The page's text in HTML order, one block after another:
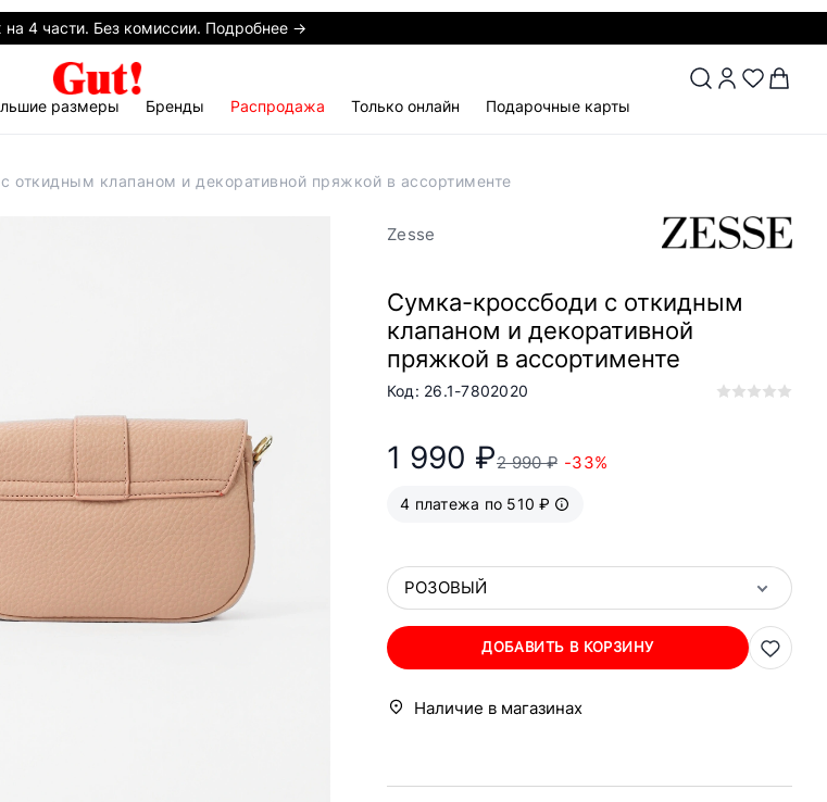
на 4 части. Без комиссии. Подробнее →
размеры Бренды Распродажа Только онлайн Подарочные карты
откидным клапаном и декоративной пряжкой в ассортименте
Zesse
Сумка-кроссбоди с откидным
клапаном и декоративной
пряжкой в ассортименте
Код: 26.1-7802020
1 990 ₽2 990 ₽ -33%
4 платежа по 510 ₽
РОЗОВЫЙ
ДОБАВИТЬ В КОРЗИНУ
Наличие в магазинах